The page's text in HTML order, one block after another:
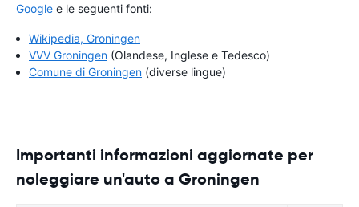
Google e le seguenti fonti:
Wikipedia, Groningen
VVV Groningen (Olandese, Inglese e Tedesco)
Comune di Groningen (diverse lingue)
Importanti informazioni aggiornate per
noleggiare un'auto a Groningen